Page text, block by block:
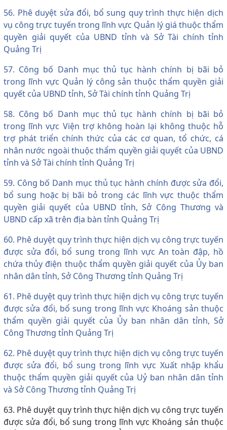
56. Phê duyệt sửa đổi, bổ sung quy trình thực hiện dịch
vụ công trực tuyến trong lĩnh vực Quản lý giá thuộc thẩm
quyền giải quyết của UBND tỉnh và Sở Tài chính tỉnh
Quảng Trị
57. Công bố Danh mục thủ tục hành chính bị bãi bỏ
trong lĩnh vực Quản lý công sản thuộc thẩm quyền giải
quyết của UBND tỉnh, Sở Tài chính tỉnh Quảng Trị
58. Công bố Danh mục thủ tục hành chính bị bãi bỏ
trong lĩnh vực Viện trợ không hoàn lại không thuộc hỗ
trợ phát triển chính thức của các cơ quan, tổ chức, cá
nhân nước ngoài thuộc thẩm quyền giải quyết của UBND
tỉnh và Sở Tài chính tỉnh Quảng Trị
59. Công bố Danh mục thủ tục hành chính được sửa đổi,
bổ sung hoặc bị bãi bỏ trong các lĩnh vực thuộc thẩm
quyền giải quyết của UBND tỉnh, Sở Công Thương và
UBND cấp xã trên địa bàn tỉnh Quảng Trị
60. Phê duyệt quy trình thực hiện dịch vụ công trực tuyến
được sửa đổi, bổ sung trong lĩnh vực An toàn đập, hồ
chứa thủy điện thuộc thẩm quyền giải quyết của Ủy ban
nhân dân tỉnh, Sở Công Thương tỉnh Quảng Trị
61. Phê duyệt quy trình thực hiện dịch vụ công trực tuyến
được sửa đổi, bổ sung trong lĩnh vực Khoáng sản thuộc
thẩm quyền giải quyết của Ủy ban nhân dân tỉnh, Sở
Công Thương tỉnh Quảng Trị
62. Phê duyệt quy trình thực hiện dịch vụ công trực tuyến
được sửa đổi, bổ sung trong lĩnh vực Xuất nhập khẩu
thuộc thẩm quyền giải quyết của Uỷ ban nhân dân tỉnh
và Sở Công Thương tỉnh Quảng Trị
63. Phê duyệt quy trình thực hiện dịch vụ công trực tuyến
được sửa đổi, bổ sung trong lĩnh vực Khoáng sản thuộc